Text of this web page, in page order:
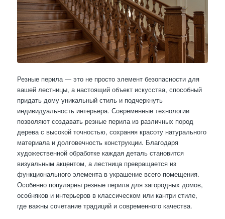
Резные перила — это не просто элемент безопасности для
вашей лестницы, а настоящий объект искусства, способный
придать дому уникальный стиль и подчеркнуть
индивидуальность интерьера. Современные технологии
позволяют создавать резные перила из различных пород
дерева с высокой точностью, сохраняя красоту натурального
материала и долговечность конструкции. Благодаря
художественной обработке каждая деталь становится
визуальным акцентом, а лестница превращается из
функционального элемента в украшение всего помещения.
Особенно популярны резные перила для загородных домов,
особняков и интерьеров в классическом или кантри стиле,
где важны сочетание традиций и современного качества.